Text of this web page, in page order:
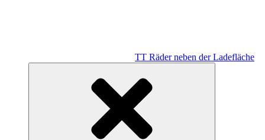
TT Räder neben der Ladefläche